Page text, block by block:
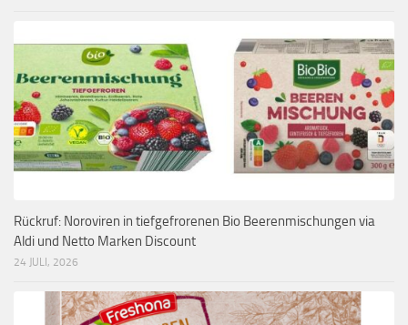
Rückruf: Noroviren in tiefgefrorenen Bio Beerenmischungen via
Aldi und Netto Marken Discount
24 JULI, 2026